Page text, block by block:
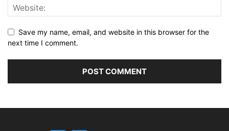
Save my name, email, and website in this browser for the
next time I comment.